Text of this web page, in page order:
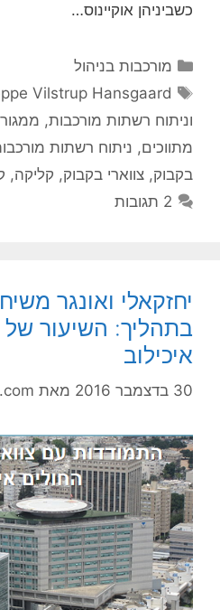
כשביניהן אוקיינוס…
קטגוריות
מורכבות בניהול
תגיות
Vilstrup Hansgaard
וניתוח רשתות מורכבות,
מתווכים, ניתוח רשתות
בקבוק, צווארי בקבוק, קליקה,
2 תגובות
יחזקאלי ואונגר
בתהליך: השיעור של
איכילוב
30 בדצמבר 2016 מאת